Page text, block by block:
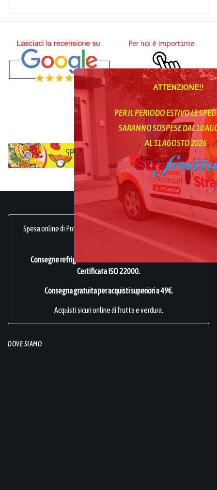
ATTENZIONE!!
PER IL PERIODO ESTIVO LE
SARANNO SOSPESE DAL 10
AL 31 AGOSTO 2026
Spesa online di Prodotti Ortofrutticoli, sani, freschi e genuini.
Consegne refrigerate a domicilio in tutta Italia.
Certificata ISO 22000.
Consegna gratuita per acquisti superiori a 49€.
Acquisti sicuri online di frutta e verdura.
DOVE SIAMO